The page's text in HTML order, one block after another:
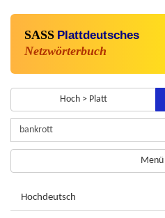
SASS Plattdeutsches
Netzwörterbuch
Hoch > Platt
Menü
Hochdeutsch